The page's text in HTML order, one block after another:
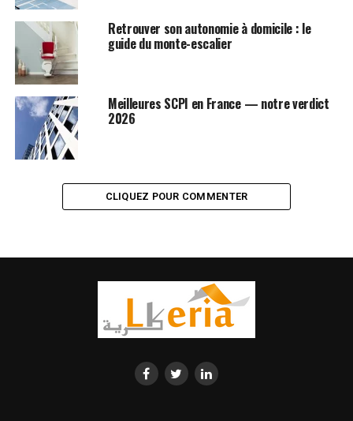
Retrouver son autonomie à domicile : le
guide du monte-escalier
Meilleures SCPI en France — notre verdict
2026
CLIQUEZ POUR COMMENTER